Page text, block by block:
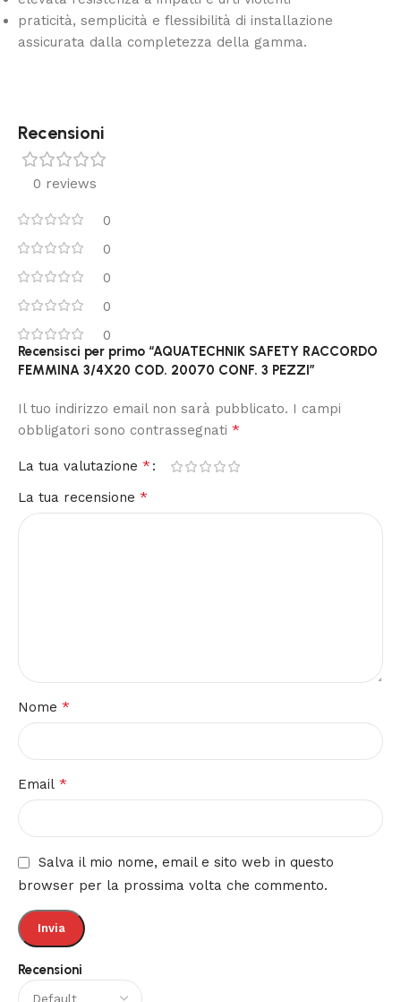
praticità, semplicità e flessibilità di installazione
assicurata dalla completezza della gamma.
Recensioni
0 reviews
0
0
0
0
0
Recensioni
Recensisci per primo “AQUATECHNIK SAFETY RACCORDO
FEMMINA 3/4X20 COD. 20070 CONF. 3 PEZZI”
Il tuo indirizzo email non sarà pubblicato. I campi
obbligatori sono contrassegnati *
La tua valutazione *
La tua recensione *
Nome *
Email *
Salva il mio nome, email e sito web in questo
browser per la prossima volta che commento.